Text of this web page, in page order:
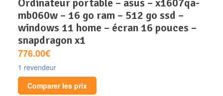
mb060w – 16 go ram – 512 go ssd –
windows 11 home – écran 16 pouces –
snapdragon x1
776.00€
1 revendeur
Comparer les prix